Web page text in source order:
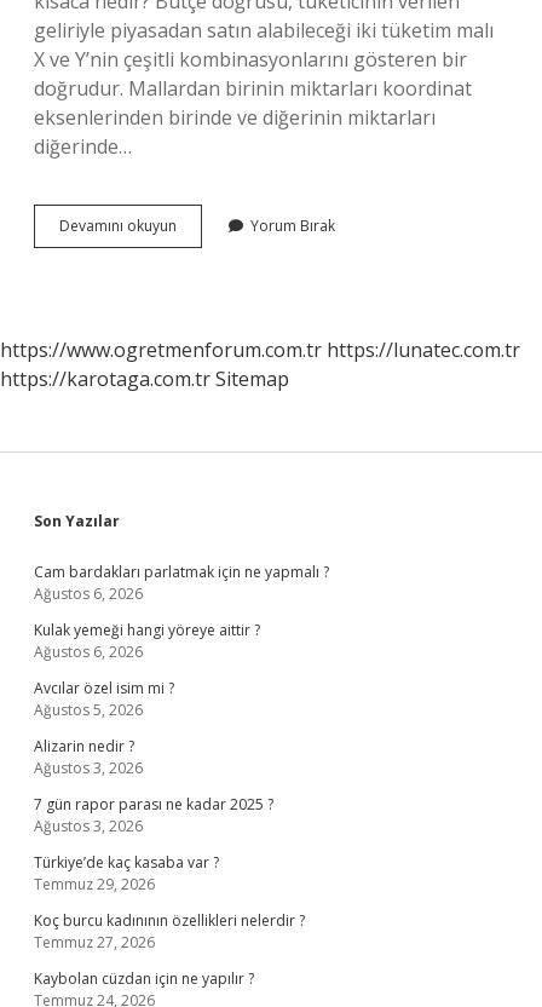
geliriyle piyasadan satın alabileceği iki tüketim malı
X ve Y’nin çeşitli kombinasyonlarını gösteren bir
doğrudur. Mallardan birinin miktarları koordinat
eksenlerinden birinde ve diğerinin miktarları
diğerinde…
Devamını okuyun
Tanımı
Yorum Bırak
https://www.ogretmenforum.com.tr https://lunatec.com.tr
https://karotaga.com.trSitemap
Sidebar
Son Yazılar
Cam bardakları parlatmak için ne yapmalı ?
Ağustos 6, 2026
Kulak yemeği hangi yöreye aittir ?
Ağustos 6, 2026
Avcılar özel isim mi ?
Ağustos 5, 2026
Alizarin nedir ?
Ağustos 3, 2026
7 gün rapor parası ne kadar 2025 ?
Ağustos 3, 2026
Türkiye’de kaç kasaba var ?
Temmuz 29, 2026
Koç burcu kadınının özellikleri nelerdir ?
Temmuz 27, 2026
Kaybolan cüzdan için ne yapılır ?
Temmuz 24, 2026